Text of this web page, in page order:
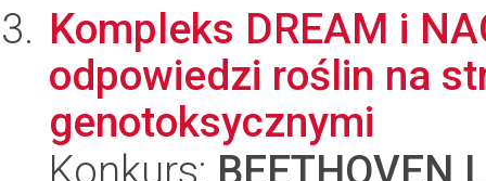
Kompleks DREAM i
odpowiedzi roślin na
genotoksycznymi
Konkurs: BEETHOVEN